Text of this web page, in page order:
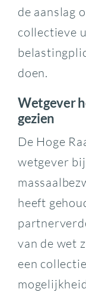
de aanslag
collectieve
doen.
Wetgever
gezien
De Hoge
wetgever
heeft
van de wet
een